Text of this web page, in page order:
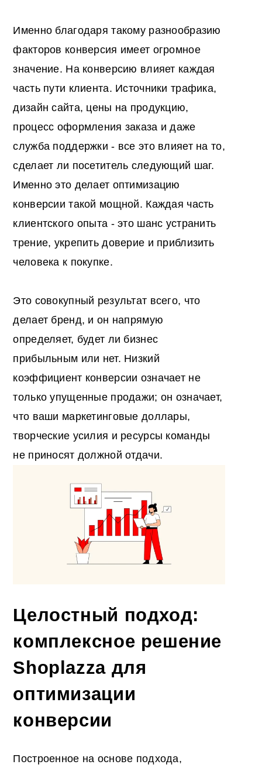
Именно благодаря такому разнообразию
факторов конверсия имеет огромное
значение. На конверсию влияет каждая
часть пути клиента. Источники трафика,
дизайн сайта, цены на продукцию,
процесс оформления заказа и даже
служба поддержки - все это влияет на то,
сделает ли посетитель следующий шаг.
Именно это делает оптимизацию
конверсии такой мощной. Каждая часть
клиентского опыта - это шанс устранить
трение, укрепить доверие и приблизить
человека к покупке.
Это совокупный результат всего, что
делает бренд, и он напрямую
определяет, будет ли бизнес
прибыльным или нет. Низкий
коэффициент конверсии означает не
только упущенные продажи; он означает,
что ваши маркетинговые доллары,
творческие усилия и ресурсы команды
не приносят должной отдачи.
Целостный подход:
комплексное решение
Shoplazza для
оптимизации
конверсии
Построенное на основе подхода,